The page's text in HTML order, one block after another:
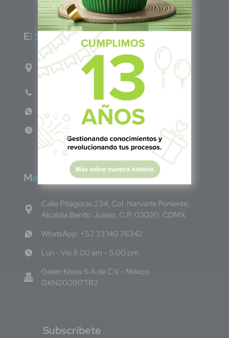
El Salvador
1ro Cll Pte, y 61 Av Nte, #3206, Local 9, San
Salvador Centro
Teléfono: +503 6986 1402
WhatsApp: +503 7687 3923
Lun - Vie 8:00am - 5:00pm
México
Calle Pitágoras 234, Col. Narvarte Poniente,
Alcaldía Benito Juárez, C.P. 03020, CDMX
WhatsApp: +52 33 140 76342
Lun - Vie 8:00 am - 5:00 pm
Green Know S.A de C.V - México
GKN200917TB2
Subscríbete